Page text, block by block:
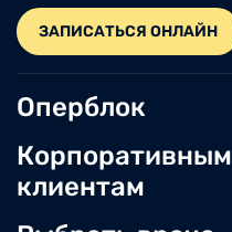
ЗАПИСАТЬСЯ ОНЛАЙН
Оперблок
Корпоративным
клиентам